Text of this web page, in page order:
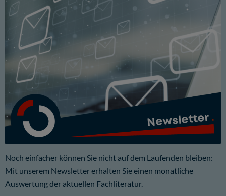
Newsletter
Noch einfacher können Sie nicht auf dem Laufenden bleiben:
Mit unserem Newsletter erhalten Sie einen monatliche
Auswertung der aktuellen Fachliteratur.